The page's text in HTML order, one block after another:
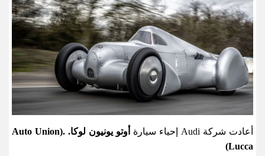
أعادت شركة إحياء سيارة أوتو يونيون لوكا.
.(Auto Union
Lucca)